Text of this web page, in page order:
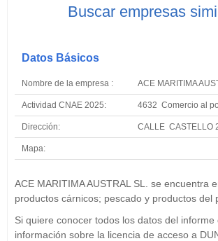
Buscar empresas
Datos Básicos
Nombre de la empresa : ACE MARITIMA
Actividad CNAE 2025: 4632 Comercio al
Dirección: CALLE CASTELLO
Mapa:
−
ACE MARITIMA AUSTRAL SL. se
productos cárnicos; pescado y productos
Si quiere conocer todos los datos del
información sobre la licencia de acceso a